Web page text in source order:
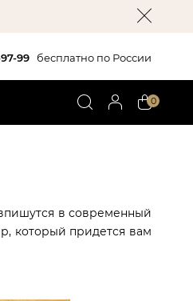
99 бесплатно по России
0
в современный
который придется вам